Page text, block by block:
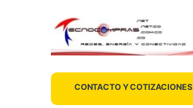
CONTACTO Y COTIZACIONES